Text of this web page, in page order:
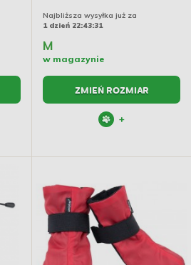
Najbliższa wysyłka już za
1 dzień 22:43:30
M
w magazynie
ZMIEŃ ROZMIAR
+